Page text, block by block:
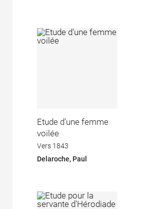
Etude d'une femme
voilée
Vers 1843
Delaroche, Paul